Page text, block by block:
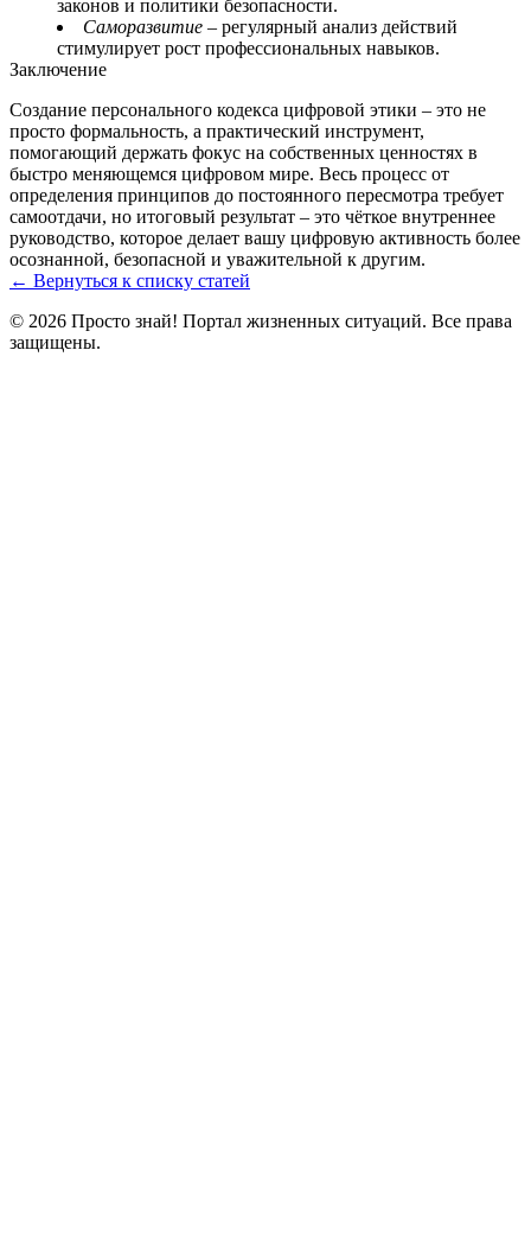
законов и политики безопасности.
Саморазвитие – регулярный анализ действий
стимулирует рост профессиональных навыков.
Заключение
Создание персонального кодекса цифровой этики – это не
просто формальность, а практический инструмент,
помогающий держать фокус на собственных ценностях в
быстро меняющемся цифровом мире. Весь процесс от
определения принципов до постоянного пересмотра требует
самоотдачи, но итоговый результат – это чёткое внутреннее
руководство, которое делает вашу цифровую активность более
осознанной, безопасной и уважительной к другим.
← Вернуться к списку статей
© 2026 Просто знай! Портал жизненных ситуаций. Все права
защищены.